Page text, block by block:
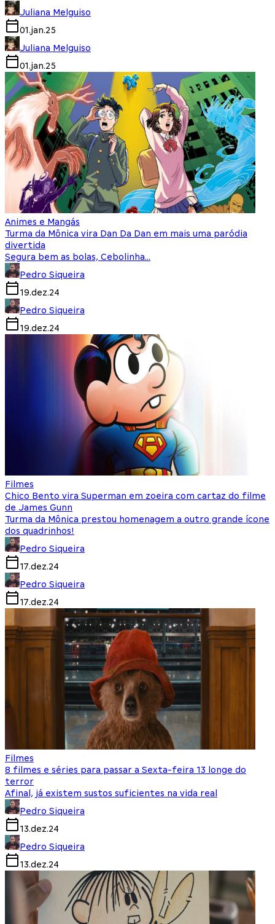
Juliana Melguiso
01.jan.25
Juliana Melguiso
01.jan.25
Animes e Mangás
Turma da Mônica vira Dan Da Dan em mais uma paródia
divertida
Segura bem as bolas, Cebolinha…
Pedro Siqueira
19.dez.24
Pedro Siqueira
19.dez.24
Filmes
Chico Bento vira Superman em zoeira com cartaz do filme
de James Gunn
Turma da Mônica prestou homenagem a outro grande ícone
dos quadrinhos!
Pedro Siqueira
17.dez.24
Pedro Siqueira
17.dez.24
Filmes
8 filmes e séries para passar a Sexta-feira 13 longe do
terror
Afinal, já existem sustos suficientes na vida real
Pedro Siqueira
13.dez.24
Pedro Siqueira
13.dez.24